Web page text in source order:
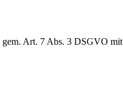
gem. Art. 7 Abs. 3 DSGVO